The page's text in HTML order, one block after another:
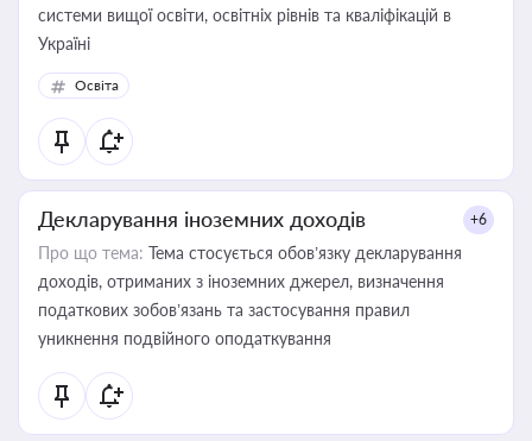
системи вищої освіти, освітніх рівнів та кваліфікацій в
Україні
Освіта
Декларування іноземних доходів +6
Про що тема: Тема стосується обов’язку декларування
доходів, отриманих з іноземних джерел, визначення
податкових зобов’язань та застосування правил
уникнення подвійного оподаткування